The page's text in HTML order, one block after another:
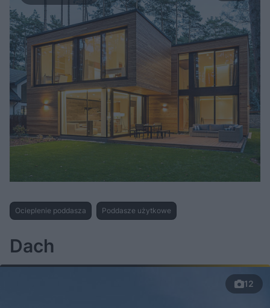
Ocieplenie poddasza Poddasze użytkowe
Dach
12